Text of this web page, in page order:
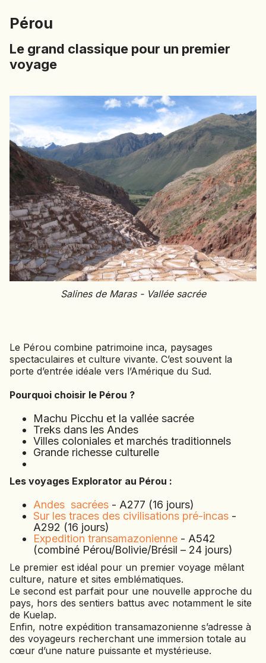
EGYPTE
EMIRATS ARABES UNIS
ERYTHRÉE
ETHIOPIE
GEORGIE
GHANA
GRÈCE
GUATEMALA
GUINÉE-BISSAU
GUINÉE CONAKRY
HONDURAS
INDE
JORDANIE
KAZAKHSTAN
KOSOVO
LAOS
LETTONIE
LIBÉRIA
LITUANIE
MADAGASCAR
MAROC
MAURITANIE
MEXIQUE
MONGOLIE
MONTÉNÉGRO
NAMIBIE
NÉPAL
NICARAGUA
OMAN
Pérou
Le grand classique pour un premier
voyage
Salines de Maras - Vallée sacrée
Le Pérou combine patrimoine inca, paysages
spectaculaires et culture vivante. C’est souvent la
porte d’entrée idéale vers l’Amérique du Sud.
Pourquoi choisir le Pérou ?
Machu Picchu et la vallée sacrée
Treks dans les Andes
Villes coloniales et marchés traditionnels
Grande richesse culturelle
Les voyages Explorator au Pérou :
Andes sacrées - A277 (16 jours)
Sur les traces des civilisations pré-incas -
A292 (16 jours)
Expedition transamazonienne - A542
(combiné Pérou/Bolivie/Brésil – 24 jours)
Le premier est idéal pour un premier voyage mêlant
culture, nature et sites emblématiques.
Le second est parfait pour une nouvelle approche du
pays, hors des sentiers battus avec notamment le site
de Kuelap.
Enfin, notre expédition transamazonienne s’adresse à
des voyageurs recherchant une immersion totale au
cœur d’une nature puissante et mystérieuse.